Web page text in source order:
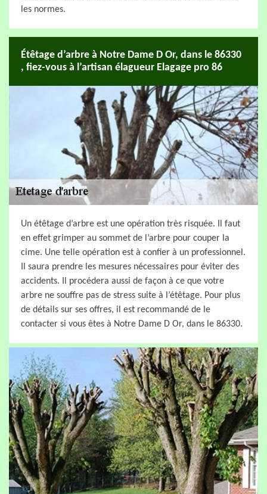
les normes.
Étêtage d’arbre à Notre Dame D Or, dans le 86330
, fiez-vous à l’artisan élagueur Elagage pro 86
Un étêtage d’arbre est une opération très risquée. Il faut
en effet grimper au sommet de l’arbre pour couper la
cime. Une telle opération est à confier à un professionnel.
Il saura prendre les mesures nécessaires pour éviter des
accidents. Il procédera aussi de façon à ce que votre
arbre ne souffre pas de stress suite à l’étêtage. Pour plus
de détails sur ses offres, il est recommandé de le
contacter si vous êtes à Notre Dame D Or, dans le 86330.